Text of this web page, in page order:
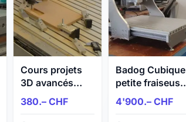
Cours projets
3D avancés
avec une
fraiseuse CNC
380.– CHF
Badog Cubique
petite fraiseuse
CNC
4'900.– CHF